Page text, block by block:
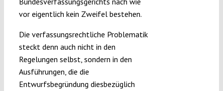
vor eigentlich kein Zweifel bestehen.
Die verfassungsrechtliche Problematik
steckt denn auch nicht in den
Regelungen selbst, sondern in den
Ausführungen, die die
Entwurfsbegründung diesbezüglich